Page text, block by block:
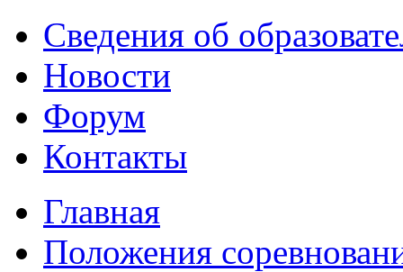
Сведения об
Новости
Форум
Контакты
Главная
Положения